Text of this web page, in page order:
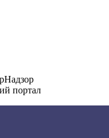
портал